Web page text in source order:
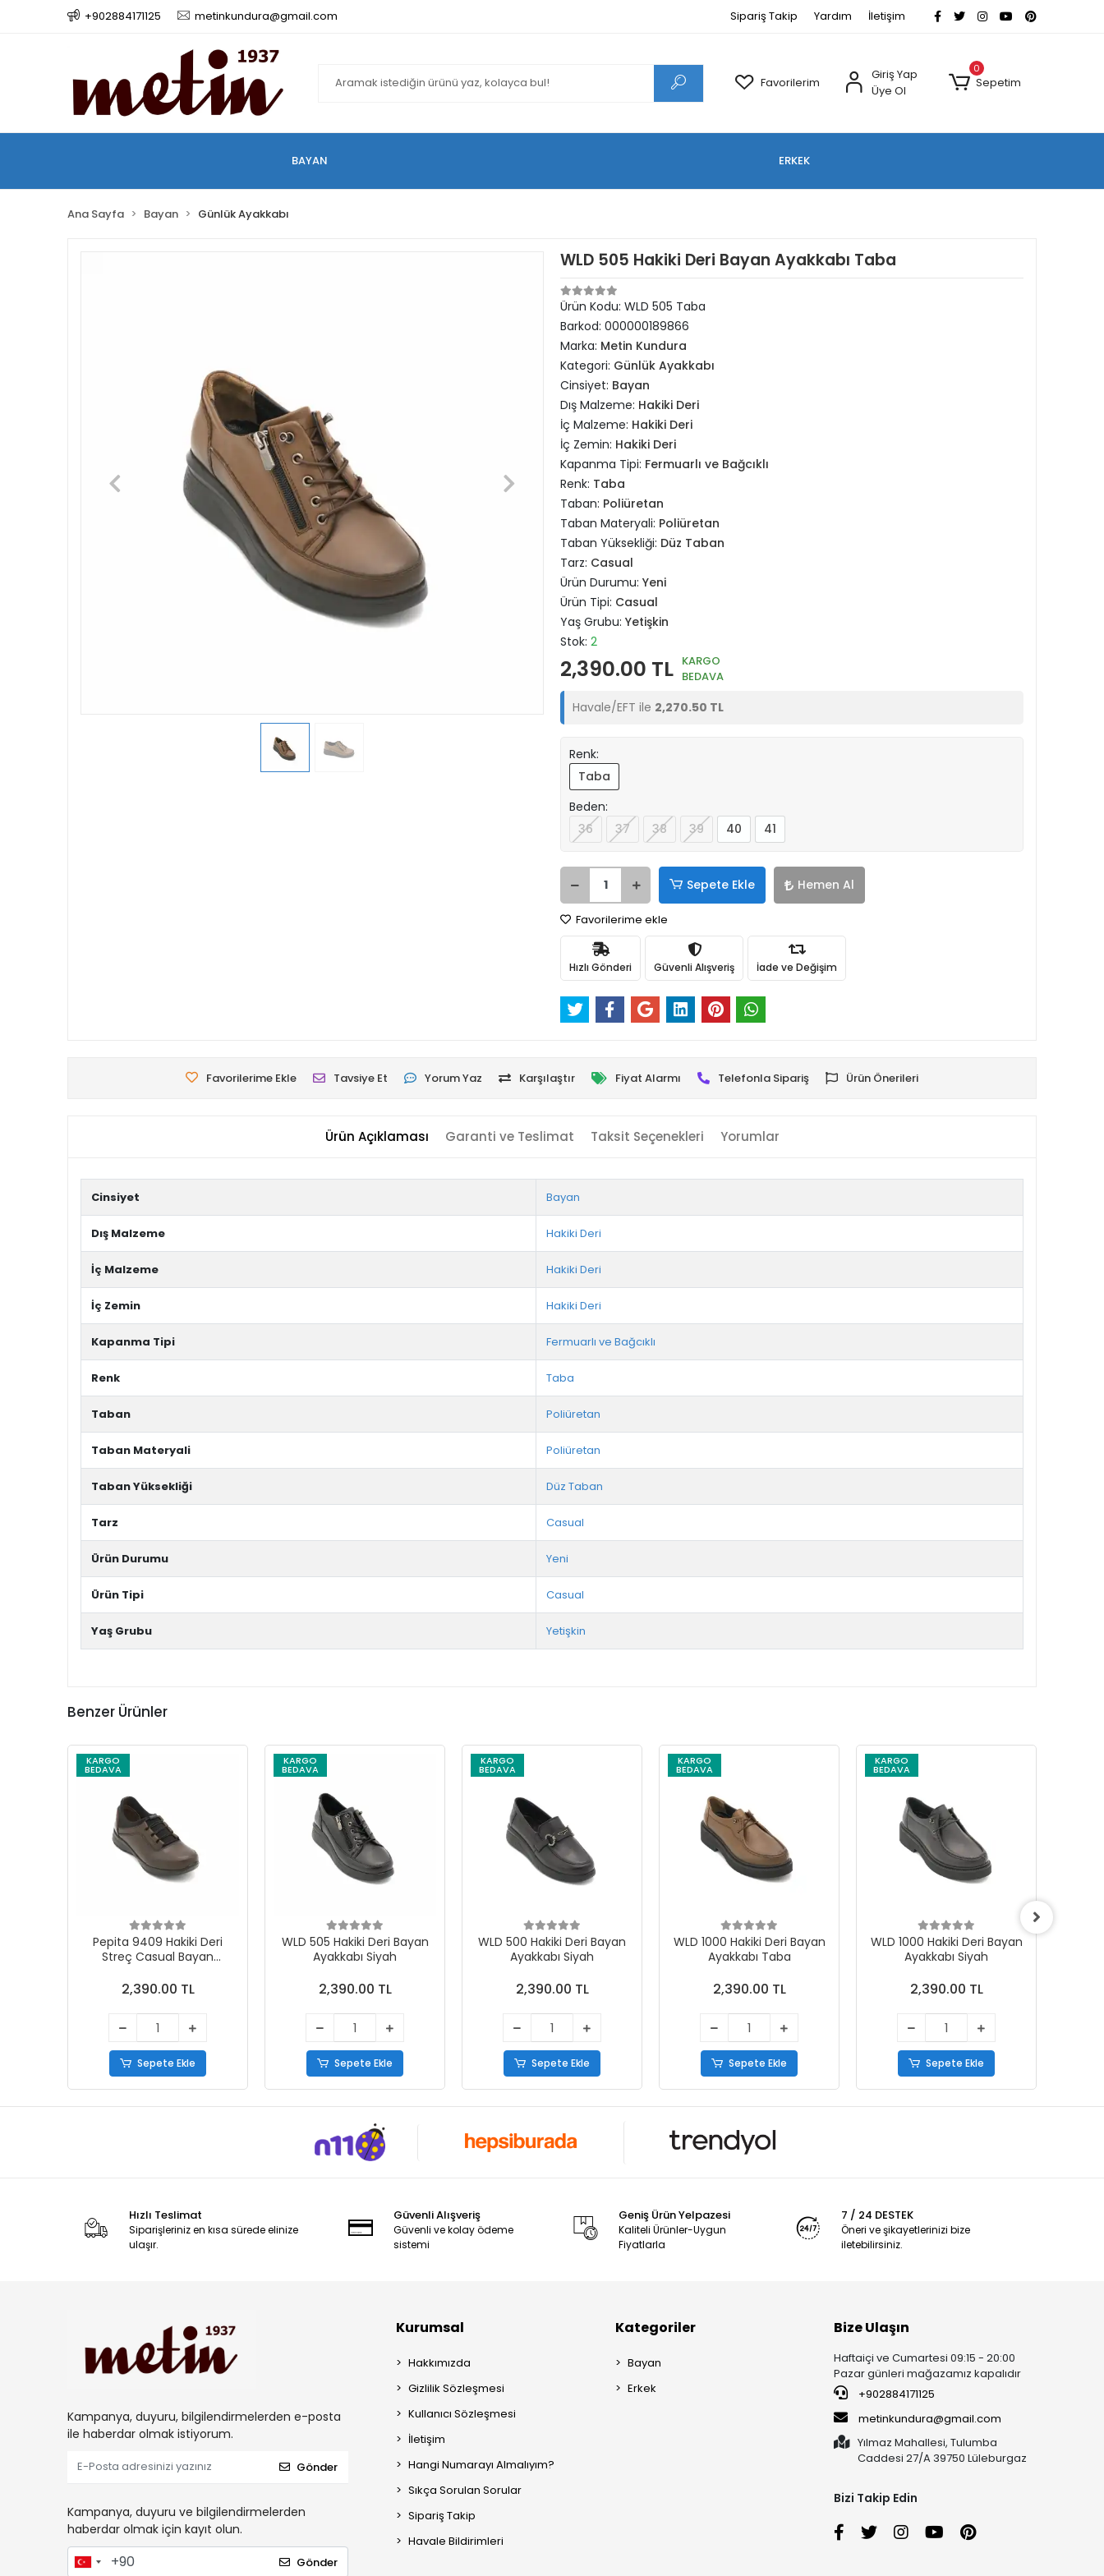
+902884171125 metinkundura@gmail.com Sipariş Takip Yardım İletişim
Favorilerim
Giriş Yap
Üye Ol
0
Sepetim
BAYAN ERKEK
Ana Sayfa Bayan Günlük Ayakkabı
WLD 505 Hakiki Deri Bayan Ayakkabı Taba
Ürün Kodu: WLD 505 Taba
Barkod: 000000189866
Marka: Metin Kundura
Kategori: Günlük Ayakkabı
Cinsiyet: Bayan
Dış Malzeme: Hakiki Deri
İç Malzeme: Hakiki Deri
İç Zemin: Hakiki Deri
Kapanma Tipi: Fermuarlı ve Bağcıklı
Renk: Taba
Taban: Poliüretan
Taban Materyali: Poliüretan
Taban Yüksekliği: Düz Taban
Tarz: Casual
Ürün Durumu: Yeni
Ürün Tipi: Casual
Yaş Grubu: Yetişkin
Stok: 2
2,390.00 TL KARGO
BEDAVA
Havale/EFT ile 2,270.50 TL
Renk:
Taba
Beden:
36
37 38 39 40 41
Sepete Ekle Hemen Al
Favorilerime ekle
Hızlı Gönderi Güvenli Alışveriş İade ve Değişim
Favorilerime Ekle Tavsiye Et Yorum Yaz Karşılaştır Fiyat Alarmı Telefonla Sipariş Ürün Önerileri
Ürün Açıklaması Garanti ve Teslimat Taksit Seçenekleri Yorumlar
Cinsiyet Bayan
Dış Malzeme Hakiki Deri
İç Malzeme Hakiki Deri
İç Zemin Hakiki Deri
Kapanma Tipi Fermuarlı ve Bağcıklı
Renk Taba
Taban Poliüretan
Taban Materyali Poliüretan
Taban Yüksekliği Düz Taban
Tarz Casual
Ürün Durumu Yeni
Ürün Tipi Casual
Yaş Grubu Yetişkin
Benzer Ürünler
KARGO
BEDAVA
Pepita 9409 Hakiki Deri
Streç Casual Bayan
2,390.00 TL
Sepete Ekle
KARGO
BEDAVA
WLD 505 Hakiki Deri Bayan
Ayakkabı Siyah
2,390.00 TL
Sepete Ekle
KARGO
BEDAVA
WLD 500 Hakiki Deri Bayan
Ayakkabı Siyah
2,390.00 TL
Sepete Ekle
KARGO
BEDAVA
WLD 1000 Hakiki Deri Bayan
Ayakkabı Taba
2,390.00 TL
Sepete Ekle
KARGO
BEDAVA
WLD 1000 Hakiki Deri Bayan
Ayakkabı Siyah
2,390.00 TL
Sepete Ekle
Hızlı Teslimat
Siparişleriniz en kısa sürede elinize
ulaşır.
Güvenli Alışveriş
Güvenli ve kolay ödeme
sistemi
Geniş Ürün Yelpazesi
Kaliteli Ürünler-Uygun
Fiyatlarla
7 / 24 DESTEK
Öneri ve şikayetlerinizi bize
iletebilirsiniz.
Kampanya, duyuru, bilgilendirmelerden e-posta
ile haberdar olmak istiyorum.
Gönder
Kampanya, duyuru ve bilgilendirmelerden
haberdar olmak için kayıt olun.
Gönder
Kurumsal
Hakkımızda
Gizlilik Sözleşmesi
Kullanıcı Sözleşmesi
İletişim
Hangi Numarayı Almalıyım?
Sıkça Sorulan Sorular
Sipariş Takip
Havale Bildirimleri
Kategoriler
Bayan
Erkek
Bize Ulaşın
Haftaiçi ve Cumartesi 09:15 - 20:00
Pazar günleri mağazamız kapalıdır
+902884171125
metinkundura@gmail.com
Yılmaz Mahallesi, Tulumba
Caddesi 27/A 39750 Lüleburgaz
Bizi Takip Edin